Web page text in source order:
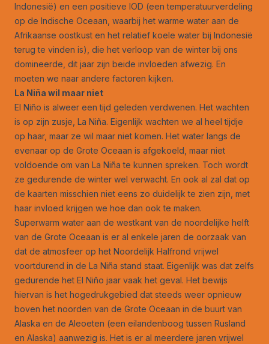
Indonesië) en een positieve IOD (een temperatuurverdeling
op de Indische Oceaan, waarbij het warme water aan de
Afrikaanse oostkust en het relatief koele water bij Indonesië
terug te vinden is), die het verloop van de winter bij ons
domineerde, dit jaar zijn beide invloeden afwezig. En
moeten we naar andere factoren kijken.
La Niña wil maar niet
El Niño is alweer een tijd geleden verdwenen. Het wachten
is op zijn zusje, La Niña. Eigenlijk wachten we al heel tijdje
op haar, maar ze wil maar niet komen. Het water langs de
evenaar op de Grote Oceaan is afgekoeld, maar niet
voldoende om van La Niña te kunnen spreken. Toch wordt
ze gedurende de winter wel verwacht. En ook al zal dat op
de kaarten misschien niet eens zo duidelijk te zien zijn, met
haar invloed krijgen we hoe dan ook te maken.
Superwarm water aan de westkant van de noordelijke helft
van de Grote Oceaan is er al enkele jaren de oorzaak van
dat de atmosfeer op het Noordelijk Halfrond vrijwel
voortdurend in de La Niña stand staat. Eigenlijk was dat zelfs
gedurende het El Niño jaar vaak het geval. Het bewijs
hiervan is het hogedrukgebied dat steeds weer opnieuw
boven het noorden van de Grote Oceaan in de buurt van
Alaska en de Aleoeten (een eilandenboog tussen Rusland
en Alaska) aanwezig is. Het is er al meerdere jaren vrijwel